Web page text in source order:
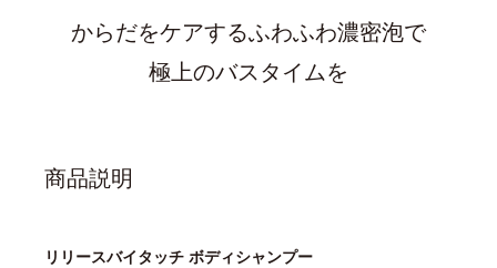
からだをケアするふわふわ濃密泡で
極上のバスタイムを
商品説明
リリースバイタッチ ボディシャンプー